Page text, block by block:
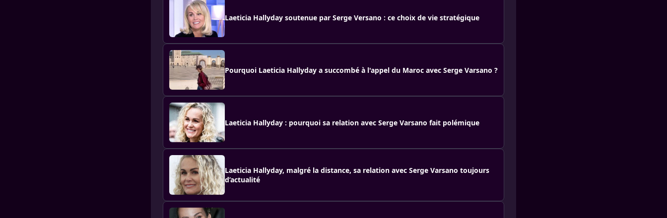
Laeticia Hallyday soutenue par Serge Versano : ce choix de vie stratégique
Pourquoi Laeticia Hallyday a succombé à l'appel du Maroc avec Serge Varsano ?
Laeticia Hallyday : pourquoi sa relation avec Serge Varsano fait polémique
Laeticia Hallyday, malgré la distance, sa relation avec Serge Varsano toujours
d’actualité